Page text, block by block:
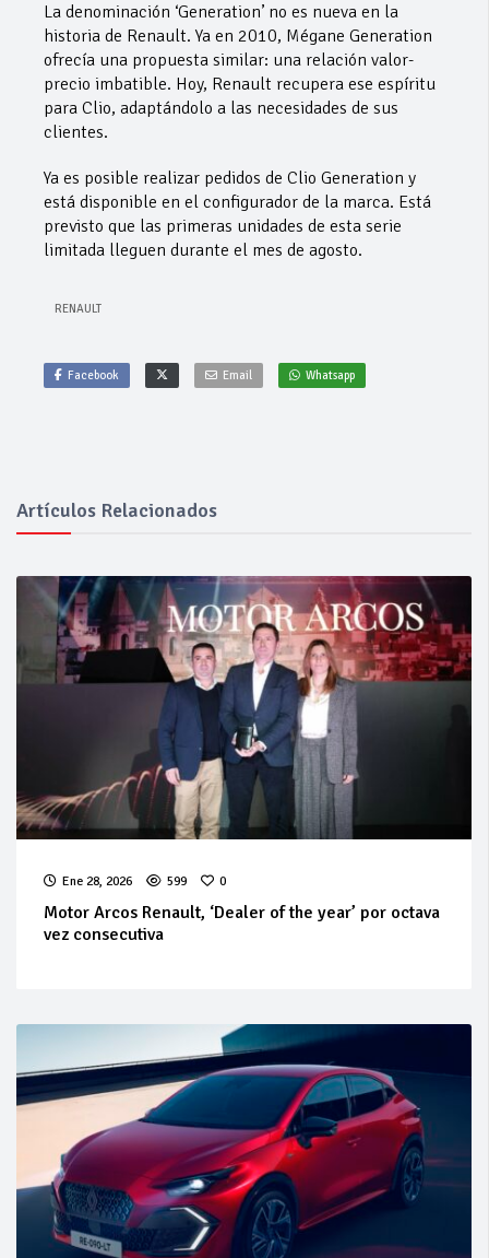
La denominación ‘Generation’ no es nueva en la
historia de Renault. Ya en 2010, Mégane Generation
ofrecía una propuesta similar: una relación valor-
precio imbatible. Hoy, Renault recupera ese espíritu
para Clio, adaptándolo a las necesidades de sus
clientes.
Ya es posible realizar pedidos de Clio Generation y
está disponible en el configurador de la marca. Está
previsto que las primeras unidades de esta serie
limitada lleguen durante el mes de agosto.
RENAULT
Facebook Email Whatsapp
Artículos Relacionados
Ene 28, 2026 599 0
Motor Arcos Renault, ‘Dealer of the year’ por octava
vez consecutiva